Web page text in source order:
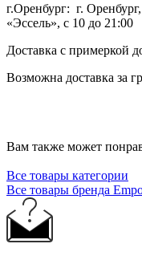
г.Оренбург: г.
«Эссель», с 10 до 21:00
Доставка с примеркой
Возможна доставка за
Вам также может
Все товары категории
Все товары бренда